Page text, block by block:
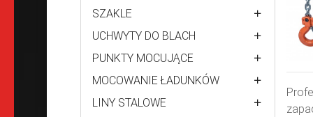
SZAKLE
UCHWYTY DO BLACH
PUNKTY MOCUJĄCE
MOCOWANIE ŁADUNKÓW
LINY STALOWE